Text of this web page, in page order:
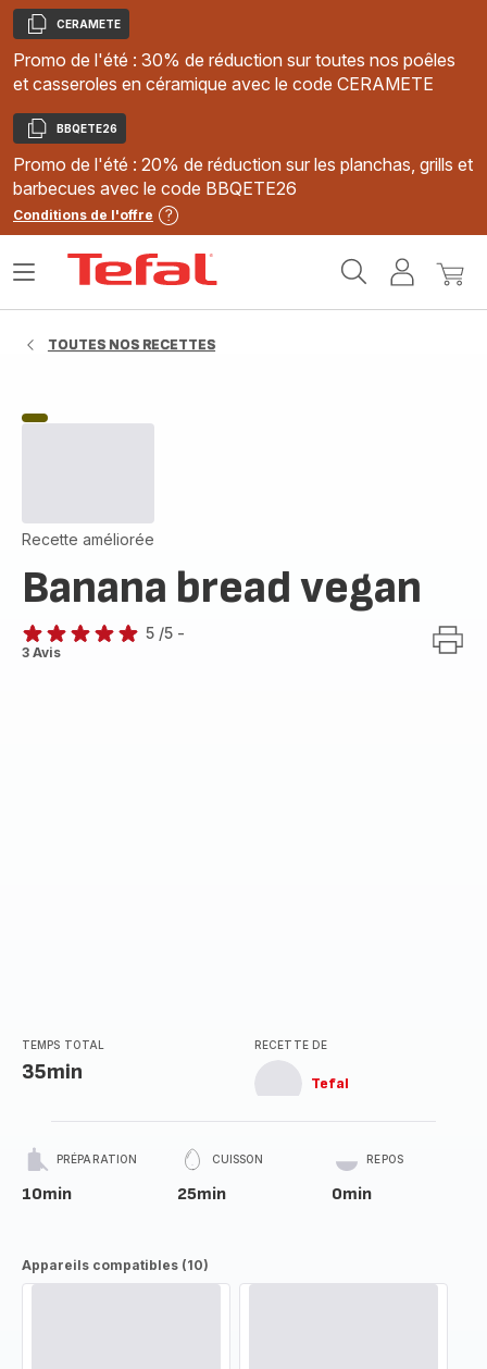
Copier
CERAMETE
Promo de l'été : 30% de réduction sur toutes nos poêles
et casseroles en céramique avec le code CERAMETE
Copier
BBQETE26
Promo de l'été : 20% de réduction sur les planchas, grills et
barbecues avec le code BBQETE26
Conditions de l'offre
MonMon
Ouvrir
TOUTES NOS RECETTES
Recette améliorée
Banana bread vegan
Avis
5 /5 -
3 Avis
TEMPS TOTAL
35min
RECETTE DE
Tefal
PRÉPARATION
10min
CUISSON
25min
REPOS
0min
Appareils compatibles (10)